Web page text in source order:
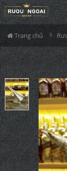
Trang chủ